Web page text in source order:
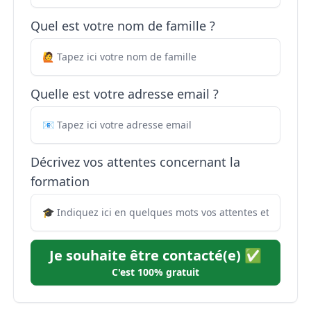
Quel est votre nom de famille ?
Quelle est votre adresse email ?
Décrivez vos attentes concernant la
formation
Je souhaite être contacté(e) ✅
C'est 100% gratuit